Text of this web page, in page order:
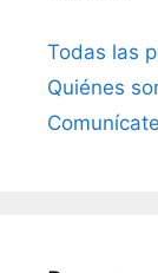
Todas las
Quiénes
Comunícate